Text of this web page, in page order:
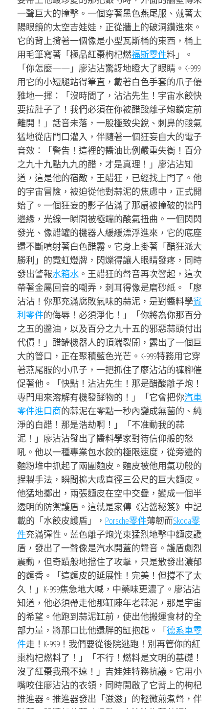
一聲巨大的撞擊。一個穿著黑色燕尾服、戴著太
陽眼鏡的太空吉娃娃，正從牆上的破洞鑽進來。
它的背上揹著一個像是小型瓦斯桶的東西，桶上
用毛筆寫著「極品紅棗枸杞燃福斯零件料」。
「你怎麼——」廖沾沾驚訝地瞪大了眼睛。K-999
用它的小短腿站得筆直，戴著白色手套的爪子優
雅地一揮：「沒時間了，沾沾先生！宇宙水餃快
要拉肚子了！我們必須在你被醋酸離子炮鎖定前
離開！」話音未落，一股極致尖銳、刺鼻的酸氣
猛地從店門口灌入，伴隨著一個狂妄自大的電子
音效：「警告！這裡的醬油比例嚴重失衡！百分
之九十九點九九的醋，才是真理！」廖沾沾知
道，這是他的宿敵，王醋狂，已經找上門了。他
的宇宙冒險，被迫從他對蒜泥的焦慮中，正式開
始了。一個狂妄的影子佔滿了那扇被撞破的牆門
邊緣，光線一瞬間被極端的酸氣扭曲。一個閃閃
發光、像醋罐的機器人緩緩漂浮進來，它的底座
還不斷噴射著白色醋霧。它身上掛著「醋狂派大
勝利」的霓虹燈牌，閃爍得讓人眼睛發疼，同時
發出警報水箱水 。王醋狂的聲音再次響起，這次
帶著金屬回音的嘲弄，刺耳得像是磨砂紙。「廖
沾沾！你那充滿腐敗氣味的蒜泥，是對醬料學賓
利零件的侮辱！必須淨化！」「你將為你那百分
之五的醬油，以及百分之九十五的邪惡蒜頭付出
代價！」醋罐機器人的頂端裂開，露出了一個巨
大的管口，正在聚積藍色光芒。K-999特務用它穿
著燕尾服的小爪子，一把抓住了廖沾沾的褲腳催
促著他。「快點！沾沾先生！那是醋酸離子炮！
專門用來溶解有機發酵物的！」「它會把你汽車
零件進口商的蒜泥在零點一秒內變成無菌的、純
淨的白醋！那是浩劫啊！」「不准動我的蒜
泥！」廖沾沾發出了醬料學家對待信仰般的怒
吼。他以一種專業包水餃的極限速度，從旁邊的
麵粉堆中抓起了兩團麵皮。麵皮被他用氣功般的
捏製手法，瞬間擴大成直徑三公尺的巨大麵皮。
他猛地擲出，兩張麵皮在空中交疊，變成一個半
透明的防禦護盾。這就是家傳《沾醬秘笈》中記
載的「水餃皮護盾」， Porsche零件薄韌而Skoda零
件充滿彈性。藍色離子炮光束猛烈地擊中麵皮護
盾，發出了一聲像是汽水開蓋的聲音。護盾劇烈
震動，但奇蹟般地擋住了攻擊，只是散發出濃郁
的麵香。「這麵皮的延展性！完美！但撐不了太
久！」K-999焦急地大喊，中藥味更濃了。廖沾沾
知道，他必須帶走他那缸陳年老蒜泥，那是宇宙
的希望。他跑到蒜泥缸前，使出他搬運食材的全
部力量，將那口比他還胖的缸抱起。「德系車零
件走！K-999！我們要從後院逃跑！別再管你的紅
棗枸杞燃料了！」「不行！燃料是文明的基礎！
沒了紅棗我飛不遠！」吉娃娃特務抗議。它用小
嘴咬住廖沾沾的衣領，同時開啟了它背上的枸杞
推進器。推進器發出「滋滋」的輕微煎煮聲，伴